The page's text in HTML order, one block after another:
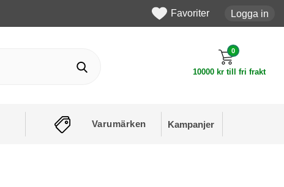
Favoriter Logga in
0
10000 kr till fri frakt
Varumärken Kampanjer